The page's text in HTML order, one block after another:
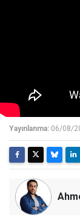
Yayınlanma: 06/08/